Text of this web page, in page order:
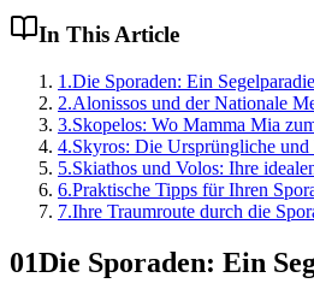
In This Article
1 .Die Sporaden: Ein
2.Alonissos und der Nationale
3.Skopelos: Wo Mamma Mia
4.Skyros: Die Ursprüngliche und
5.Skiathos und Volos: Ihre
6.Praktische Tipps für Ihren
7.Ihre Traumroute durch die
01Die Sporaden: Ein